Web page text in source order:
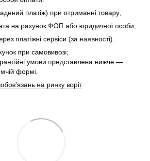
платіж) при отриманні товару;
на рахунок ФОП або юридичної особи;
платіжні сервіси (за наявності).
при самовивозі;
умови представлена нижче —
формі.
на ринку воріт